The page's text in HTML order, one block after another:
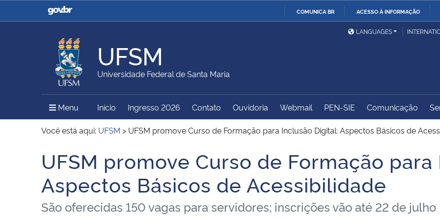
COMUNICA BR ACESSO À INFORMAÇÃO
Casa Civil
Ministério da Justiça e
Ministério da Defesa
Ministério das Relações
Exteriores
Ministério da Agricultura,
Pecuária e Abastecimento
Ministério da Educação
Ministério do Meio Ambiente Ministério do Turismo
Ministério do
Desenvolvimento Regional
Controladoria-Geral da
União
Secretaria de Governo
Gabinete de Segurança
Institucional
Advocacia-Geral da União Banco Central do Brasil
LANGUAGES
UFSM
Universidade Federal de Santa Maria
Menu Menu Principal do Sítio
Início Ingresso 2026 Contato Ouvidoria Webmail PEN-SIE Comunicação
Você está aqui: UFSM > UFSM promove Curso de Formação para Inclusão Digital: Aspectos Básicos de
Início do conteúdo
UFSM promove Curso de Formação
Aspectos Básicos de Acessibilidade
São oferecidas 150 vagas para servidores; inscrições vão até 22 de julho